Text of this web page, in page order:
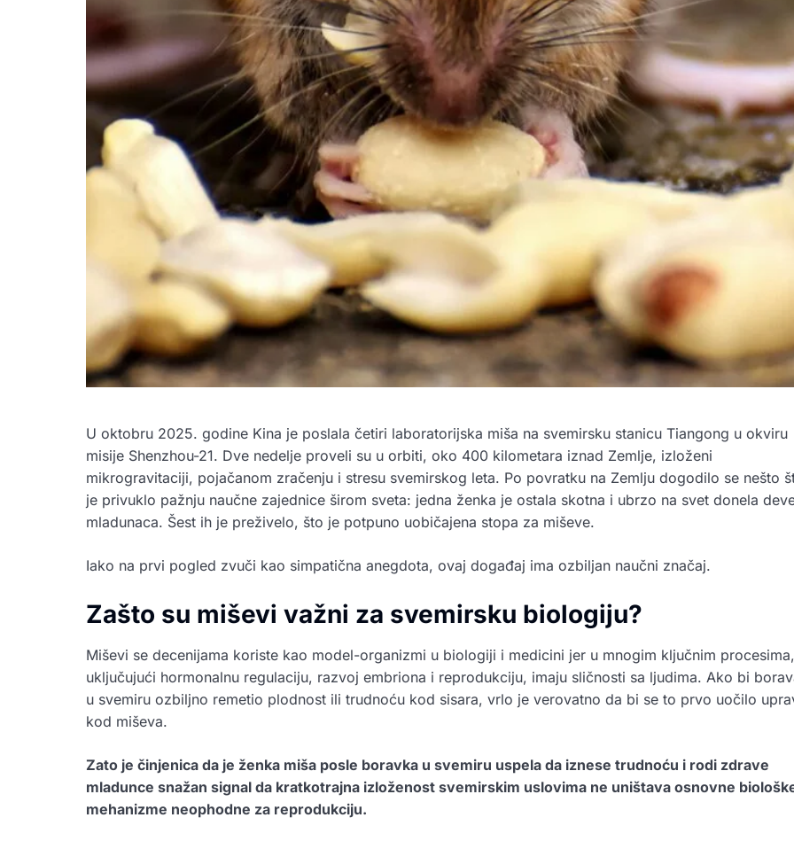
U oktobru 2025. godine Kina je poslala četiri laboratorijska miša na svemirsku stanicu Tiangong u okviru
misije Shenzhou-21. Dve nedelje proveli su u orbiti, oko 400 kilometara iznad Zemlje, izloženi
mikrogravitaciji, pojačanom zračenju i stresu svemirskog leta. Po povratku na Zemlju dogodilo se nešto
je privuklo pažnju naučne zajednice širom sveta: jedna ženka je ostala skotna i ubrzo na svet donela
mladunaca. Šest ih je preživelo, što je potpuno uobičajena stopa za miševe.
Iako na prvi pogled zvuči kao simpatična anegdota, ovaj događaj ima ozbiljan naučni značaj.
Zašto su miševi važni za svemirsku biologiju?
Miševi se decenijama koriste kao model-organizmi u biologiji i medicini jer u mnogim ključnim procesima,
uključujući hormonalnu regulaciju, razvoj embriona i reprodukciju, imaju sličnosti sa ljudima. Ako bi
u svemiru ozbiljno remetio plodnost ili trudnoću kod sisara, vrlo je verovatno da bi se to prvo uočilo
kod miševa.
Zato je činjenica da je ženka miša posle boravka u svemiru uspela da iznese trudnoću i rodi zdrave
mladunce snažan signal da kratkotrajna izloženost svemirskim uslovima ne uništava osnovne
mehanizme neophodne za reprodukciju.